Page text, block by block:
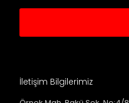
İletişim Bilgilerimiz